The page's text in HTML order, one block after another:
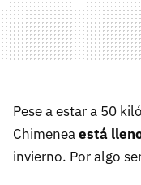
Pese a estar a 50
Chimeneaestá
invierno. Por algo